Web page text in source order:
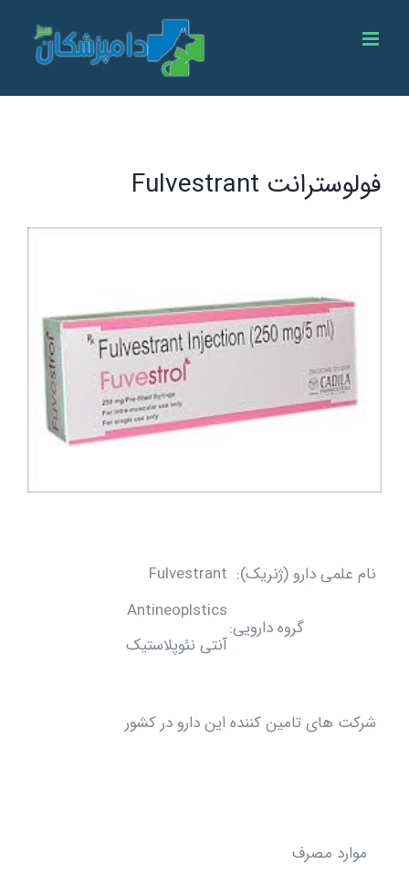
فولوسترانت Fulvestrant
Image
نام علمی دارو (ژنریک): Fulvestrant
گروه دارویی:
Antineoplstics
آنتی نئوپلاستیک
شرکت های تامین کننده این دارو در کشور
موارد مصرف